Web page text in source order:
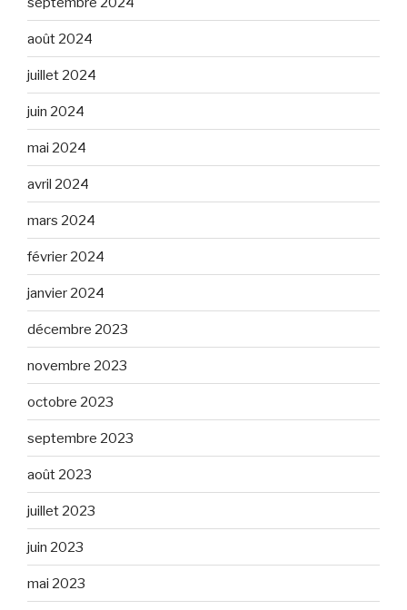
août 2024
juillet 2024
juin 2024
mai 2024
avril 2024
mars 2024
février 2024
janvier 2024
décembre 2023
novembre 2023
octobre 2023
septembre 2023
août 2023
juillet 2023
juin 2023
mai 2023